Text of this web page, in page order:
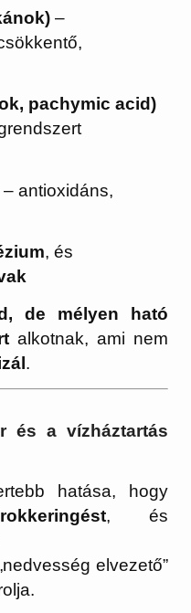
–
pachymic acid)
– antioxidáns,
, és
de mélyen ható
alkotnak, ami nem
.
és a vízháztartás
hatása, hogy
, és
elvezető”